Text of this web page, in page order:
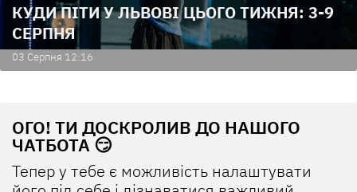
КУДИ ПІТИ У ЛЬВОВІ ЦЬОГО ТИЖНЯ: 3-9
СЕРПНЯ
03 Серпня 12:16
ОГО! ТИ ДОСКРОЛИВ ДО НАШОГО
ЧАТБОТА 😏
Тепер у тебе є можливість налаштувати